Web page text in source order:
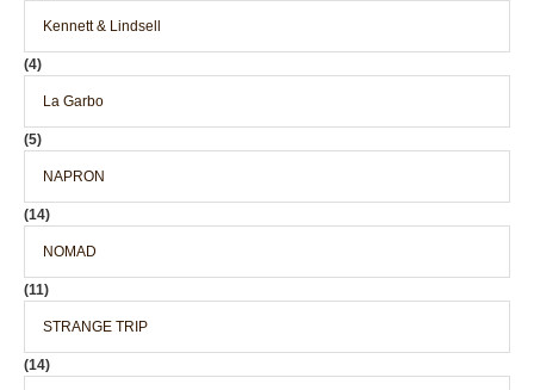
Kennett & Lindsell
(4)
La Garbo
(5)
NAPRON
(14)
NOMAD
(11)
STRANGE TRIP
(14)